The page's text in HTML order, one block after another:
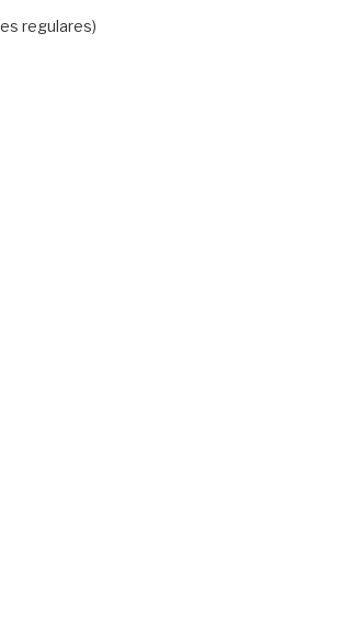
regulares)